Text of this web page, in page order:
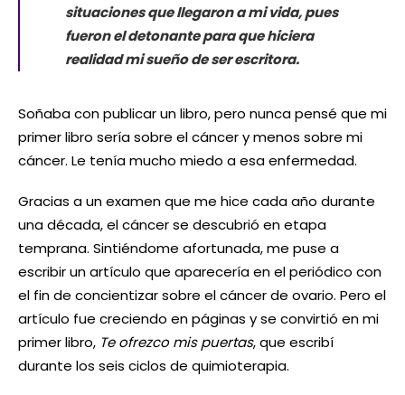
situaciones que llegaron a mi vida, pues
fueron el detonante para que hiciera
realidad mi sueño de ser escritora.
Soñaba con publicar un libro, pero nunca pensé que mi
primer libro sería sobre el cáncer y menos sobre mi
cáncer. Le tenía mucho miedo a esa enfermedad.
Gracias a un examen que me hice cada año durante
una década, el cáncer se descubrió en etapa
temprana. Sintiéndome afortunada, me puse a
escribir un artículo que aparecería en el periódico con
el fin de concientizar sobre el cáncer de ovario. Pero el
artículo fue creciendo en páginas y se convirtió en mi
primer libro, Te ofrezco mis puertas, que escribí
durante los seis ciclos de quimioterapia.